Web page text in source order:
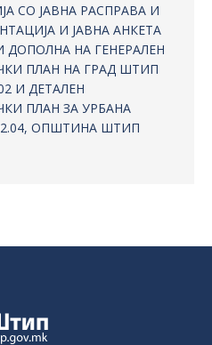
СО ЈАВНА РАСПРАВА И
И ЈАВНА АНКЕТА
ДОПОЛНА НА ГЕНЕРАЛЕН
ПЛАН НА ГРАД ШТИП
И ДЕТАЛЕН
ПЛАН ЗА УРБАНА
ОПШТИНА ШТИП